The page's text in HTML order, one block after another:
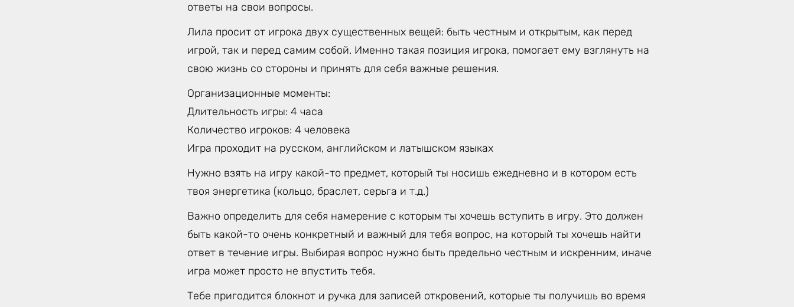
ответы на свои вопросы.
Лила просит от игрока двух существенных вещей: быть честным и открытым, как перед
игрой, так и перед самим собой. Именно такая позиция игрока, помогает ему взглянуть на
свою жизнь со стороны и принять для себя важные решения.
Организационные моменты:
Длительность игры: 4 часа
Количество игроков: 4 человека
Игра проходит на русском, английском и латышском языках
Нужно взять на игру какой-то предмет, который ты носишь ежедневно и в котором есть
твоя энергетика (кольцо, браслет, серьга и т.д.)
Важно определить для себя намерение с которым ты хочешь вступить в игру. Это должен
быть какой-то очень конкретный и важный для тебя вопрос, на который ты хочешь найти
ответ в течение игры. Выбирая вопрос нужно быть предельно честным и искренним, иначе
игра может просто не впустить тебя.
Тебе пригодится блокнот и ручка для записей откровений, которые ты получишь во время